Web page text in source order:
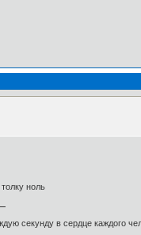
ноль
секунду в сердце каждого